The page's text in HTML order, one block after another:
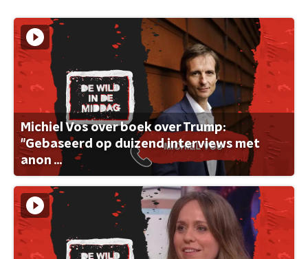
Michiel Vos over boek over Trump:
"Gebaseerd op duizend interviews met
anon ...